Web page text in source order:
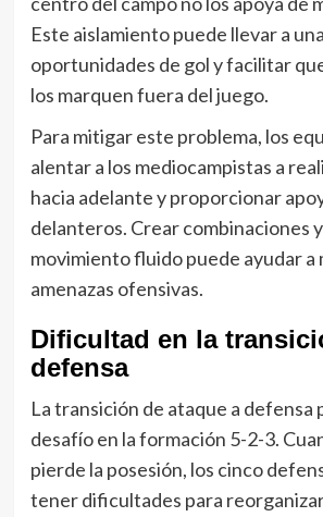
Este aislamiento puede llevar a
oportunidades de gol y facilitar
los marquen fuera del juego.
Para mitigar este problema, los
alentar a los mediocampistas a
hacia adelante y proporcionar
delanteros. Crear combinaciones
movimiento fluido puede ayudar a
amenazas ofensivas.
Dificultad en la
defensa
La transición de ataque a defensa
desafío en la formación 5-2-3.
pierde la posesión, los cinco
tener dificultades para